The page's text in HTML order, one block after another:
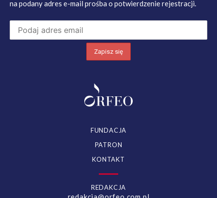
na podany adres e-mail prośba o potwierdzenie rejestracji.
FUNDACJA
PATRON
KONTAKT
REDAKCJA